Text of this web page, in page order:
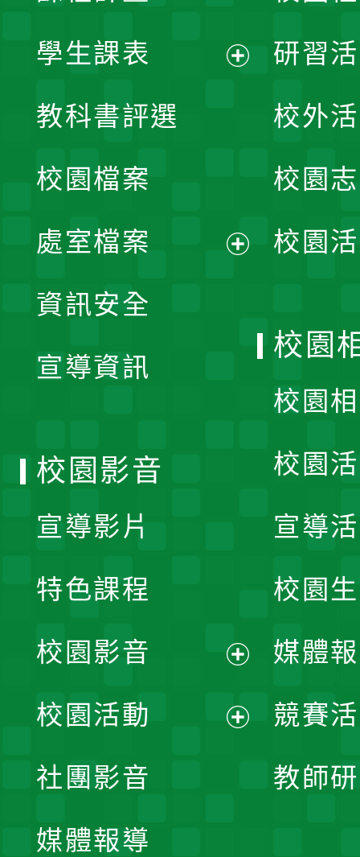
學生課表
單
教科書評選
校園檔案
處室檔案
資訊安全
宣導資訊
研習
校外
校園
校園
校園
校園
校園
宣導
校園
媒體
競賽
教師
校園影音
宣導影片
特色課程
校園影音
開
校園活動
社團影音
媒體報導